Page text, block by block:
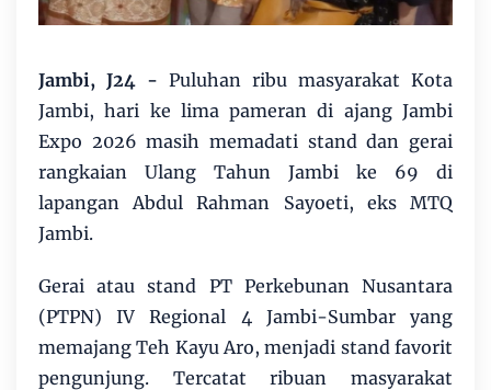
Jambi, J24 - Puluhan ribu masyarakat Kota
Jambi, hari ke lima pameran di ajang Jambi
Expo 2026 masih memadati stand dan gerai
rangkaian Ulang Tahun Jambi ke 69 di
lapangan Abdul Rahman Sayoeti, eks MTQ
Jambi.
Gerai atau stand PT Perkebunan Nusantara
(PTPN) IV Regional 4 Jambi-Sumbar yang
memajang Teh Kayu Aro, menjadi stand favorit
pengunjung. Tercatat ribuan masyarakat